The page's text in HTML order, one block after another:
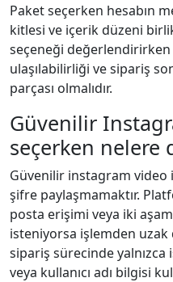
Paket seçerken hesabın
kitlesi ve içerik düzeni
seçeneği
ulaşılabilirliği ve sipariş
parçası olmalıdır.
Güvenilir
seçerken nelere
Güvenilir instagram video
şifre paylaşmamaktır.
posta erişimi veya iki
isteniyorsa işlemden uzak
sipariş sürecinde
veya kullanıcı adı bilgisi